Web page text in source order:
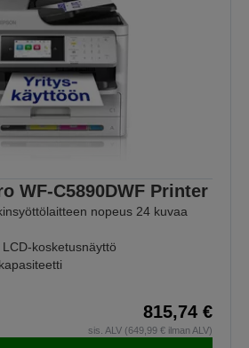
WF-C5890DWF Printer
nopeus 24 kuvaa
kosketusnäyttö
815,74 €
sis. ALV (649,99 € ilman ALV)